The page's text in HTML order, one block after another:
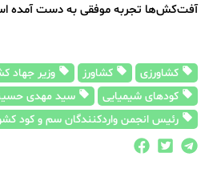
آفت‌کش‌ها تجربه موفقی به دست آمده
کشاورزی کشاورز وزیر جهاد
کودهای شیمیایی
سید مهدی
رئیس انجمن واردکنندگان سم و کود